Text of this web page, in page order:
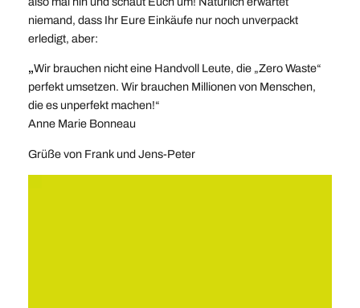
niemand, dass Ihr Eure Einkäufe nur noch unverpackt
erledigt, aber:
„Wir brauchen nicht eine Handvoll Leute, die „Zero Waste“
perfekt umsetzen. Wir brauchen Millionen von Menschen,
die es unperfekt machen!“
Anne Marie Bonneau
Grüße von Frank und Jens-Peter